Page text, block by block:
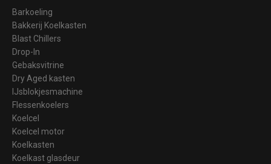
Barkoeling
Bakkerij Koelkasten
Blast Chillers
Drop-In
Gebaksvitrine
Dry Aged kasten
IJsblokjesmachine
Flessenkoelers
Koelcel
Koelcel motor
Koelkasten
Koelkast glasdeur